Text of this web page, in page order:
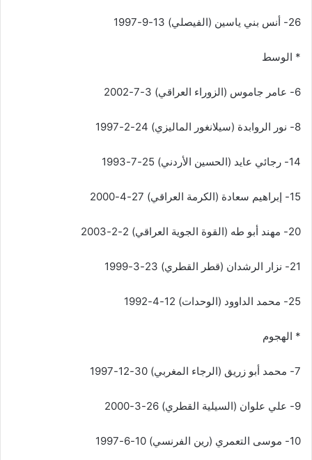
26- أنس بني ياسين (الفيصلي) 13-9-1997
* الوسط
6- عامر جاموس (الزوراء العراقي) 3-7-2002
8- نور الروابدة (سيلانغور الماليزي) 24-2-1997
14- رجائي عايد (الحسين الأردني) 25-7-1993
15- إبراهيم سعادة (الكرمة العراقي) 27-4-2000
20- مهند أبو طه (القوة الجوية العراقي) 2-2-2003
21- نزار الرشدان (قطر القطري) 23-3-1999
25- محمد الداوود (الوحدات) 12-4-1992
* الهجوم
7- محمد أبو زريق (الرجاء المغربي) 30-12-1997
9- علي علوان (السيلية القطري) 26-3-2000
10- موسى التعمري (رين الفرنسي) 10-6-1997